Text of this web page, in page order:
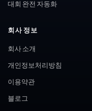
대회 완전 자동화
회사 정보
회사 소개
개인정보처리방침
이용약관
블로그